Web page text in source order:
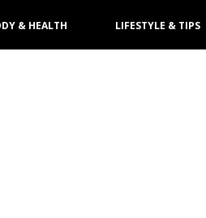
& HEALTH LIFESTYLE & TIPS